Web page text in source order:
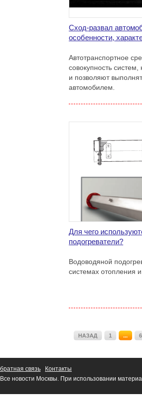
Сход-развал
особенности,
Автотранспортное
совокупность
и позволяют
автомобилем.
Для чего
подогреватели?
Водоводяной
системах отопления
НАЗАД 1 ... 6
связь
Контакты
новости Москвы. При использовании